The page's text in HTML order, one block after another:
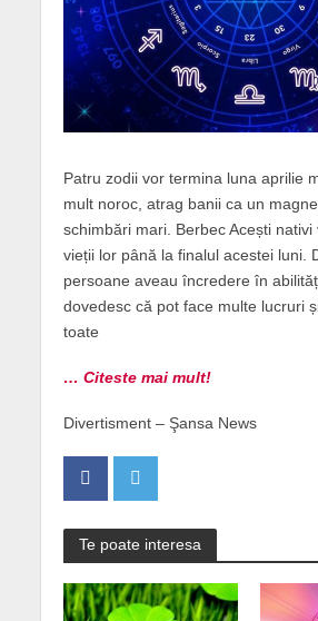
Patru zodii vor termina luna aprilie
mult noroc, atrag banii ca un
schimbări mari. Berbec Acești nativi
vieții lor până la finalul acestei luni.
persoane aveau încredere în
dovedesc că pot face multe lucruri
toate
… Citeste mai mult!
Divertisment – Şansa News
Te poate interesa